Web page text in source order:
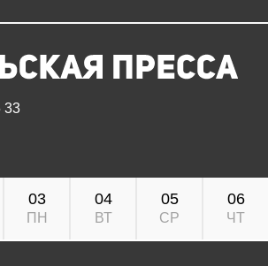
33
03
ПН
04
ВТ
05
СР
06
ЧТ